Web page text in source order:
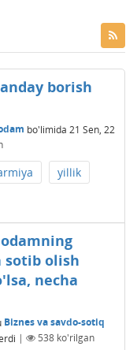
borish
bo'limida 21 Sen, 22
yillik
sotib olish
necha
Biznes va savdo-sotiq
| 538ko'rilgan